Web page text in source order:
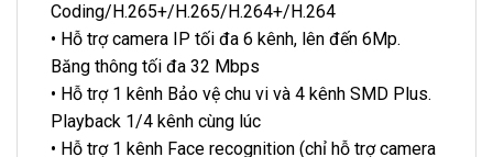
Coding/H.265+/H.265/H.264+/H.264
• Hỗ trợ camera IP tối đa 6 kênh, lên đến 6Mp.
Băng thông tối đa 32 Mbps
• Hỗ trợ 1 kênh Bảo vệ chu vi và 4 kênh SMD Plus.
Playback 1/4 kênh cùng lúc
• Hỗ trợ 1 kênh Face recognition (chỉ hỗ trợ camera